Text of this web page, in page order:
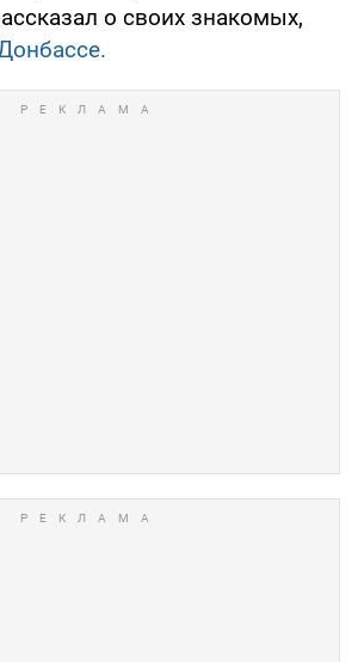
о своих знакомых,